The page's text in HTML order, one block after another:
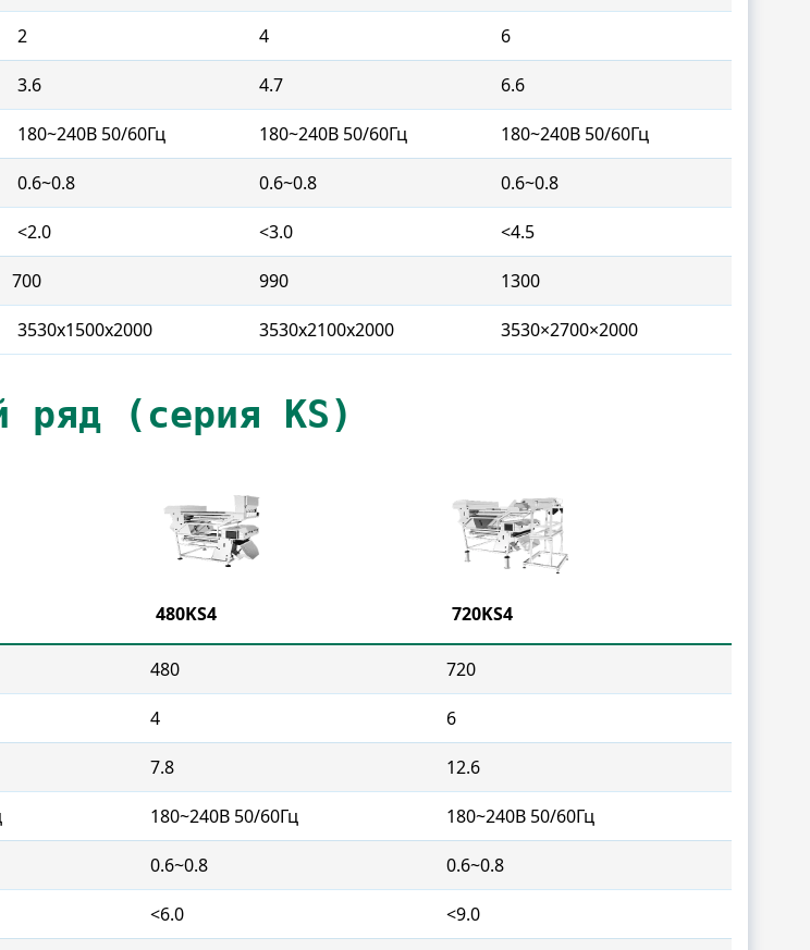
2 4 6
3.6 4.7 6.6
180~240В 50/60Гц 180~240В 50/60Гц 180~240В 50/60Гц
0.6~0.8 0.6~0.8 0.6~0.8
<2.0 <3.0 <4.5
700 990 1300
3530x1500x2000 3530x2100x2000 3530×2700×2000
ряд (серия KS)
480KS4 720KS4
480 720
4 6
7.8 12.6
180~240В 50/60Гц 180~240В 50/60Гц
0.6~0.8 0.6~0.8
<6.0 <9.0